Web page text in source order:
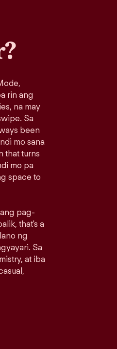
rin ang
na may
Sa
been
mo sana
that turns
mo pa
space to
pag-
that's a
ng
Sa
at iba